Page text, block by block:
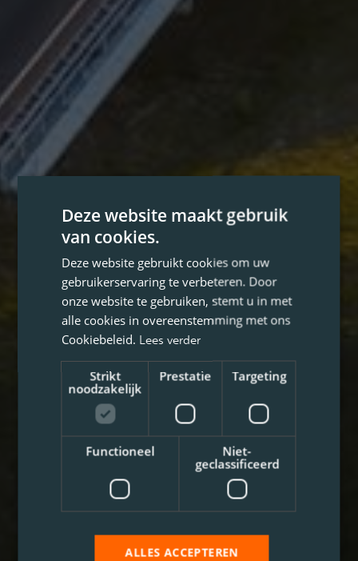
Deze website maakt gebruik
van cookies.
Deze website gebruikt cookies om uw
gebruikerservaring te verbeteren. Door
onze website te gebruiken, stemt u in met
alle cookies in overeenstemming met ons
Cookiebeleid. Lees verder
Strikt
noodzakelijk
Prestatie Targeting
Functioneel
Niet-
geclassificeerd
ALLES ACCEPTEREN